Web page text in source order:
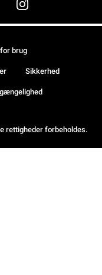
rettigheder forbeholdes.
brug
Sikkerhed